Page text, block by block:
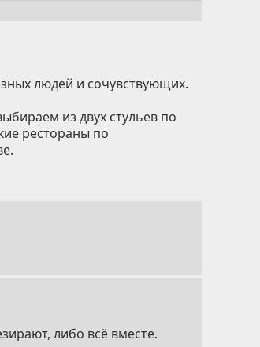
людей и сочувствующих.
из двух стульев по
рестораны по
либо всё вместе.